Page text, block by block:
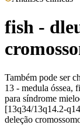
fish -
Também pode ser
13 - medula óssea,
para síndrome
[13q34/13q14.2-
deleção